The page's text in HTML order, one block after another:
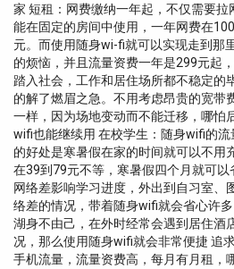
家 短租：网费缴纳一年起，不仅需要拉
能在固定的房间中使用，一年网费在
元。而使用随身wi-fi就可以实现走到那
的烦恼，并且流量资费一年是299元起
踏入社会，工作和居住场所都不稳定的
的解了燃眉之急。不用考虑昂贵的宽带
一样，因为场地变动而不能迁移，哪怕
wifi也能继续用 在校学生：随身wifi的
的好处是寒暑假在家的时间就可以不用
在39到79元不等，寒暑假四个月就可
网络差影响学习进度，外出到自习室、
络差的情况，带着随身wifi就会省心许
湖身不由己，在外时经常会遇到居住酒
况，那么使用随身wifi就会非常便捷 追
手机流量，流量资费高，每月有月租，